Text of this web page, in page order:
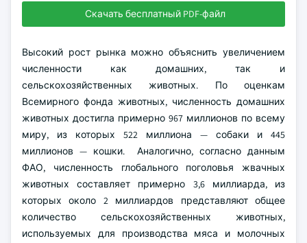
Скачать бесплатный PDF-файл
Высокий рост рынка можно объяснить увеличением
численности как домашних, так и
сельскохозяйственных животных. По оценкам
Всемирного фонда животных, численность домашних
животных достигла примерно 967 миллионов по всему
миру, из которых 522 миллиона — собаки и 445
миллионов — кошки. Аналогично, согласно данным
ФАО, численность глобального поголовья жвачных
животных составляет примерно 3,6 миллиарда, из
которых около 2 миллиардов представляют общее
количество сельскохозяйственных животных,
используемых для производства мяса и молочных